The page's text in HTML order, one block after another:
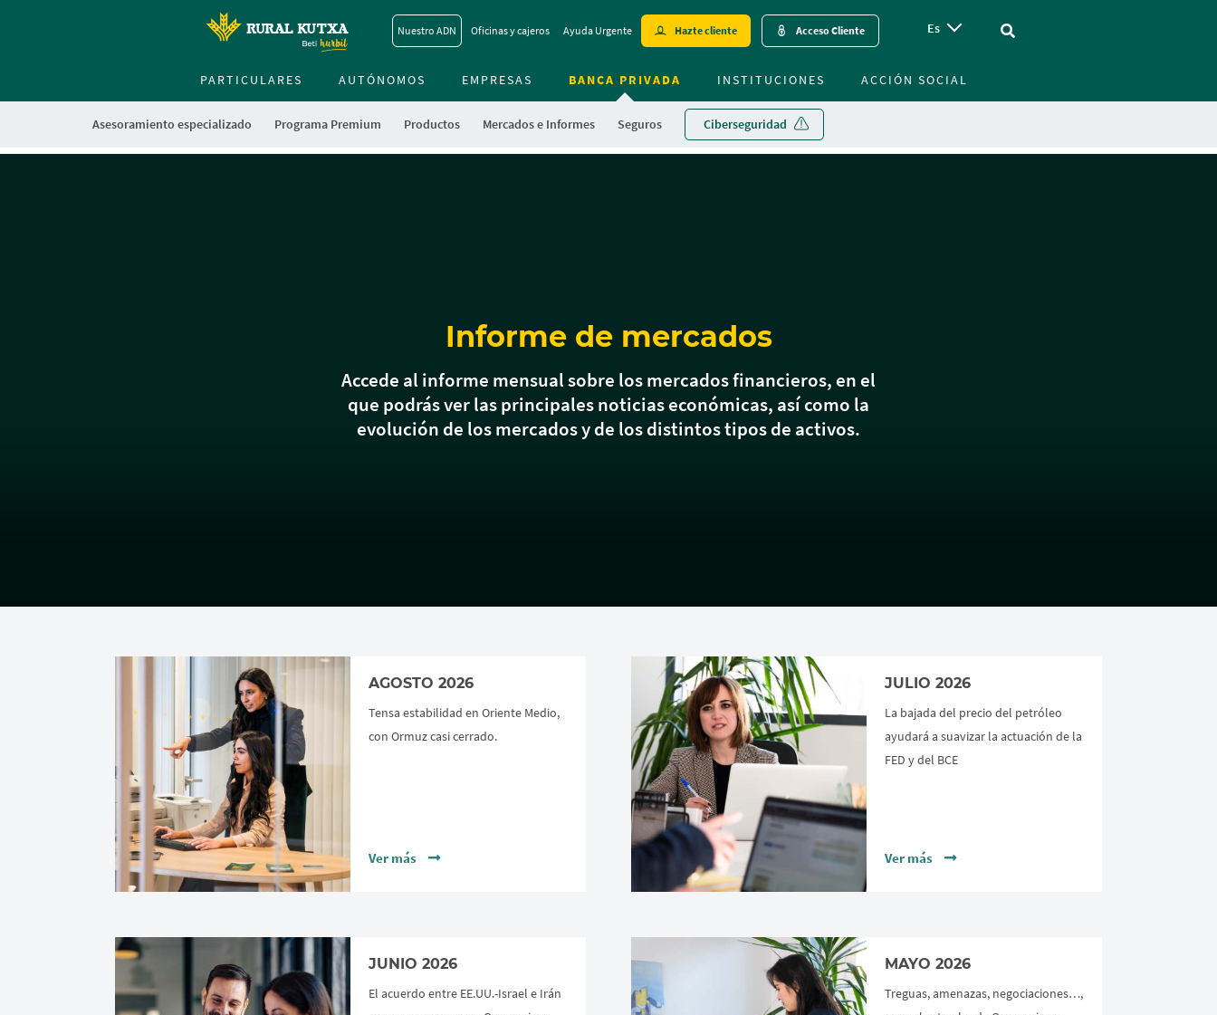
to
contentt
Nuestro ADN Oficinas y cajeros Ayuda Urgente Hazte cliente Acceso Cliente Es Vinculo - Buscar en la web
PARTICULARES AUTÓNOMOS EMPRESAS BANCA PRIVADA
Asesoramiento especializado Programa Premium Productos Mercados e Informes Seguros Ciberseguridad
INSTITUCIONES ACCIÓN SOCIAL
Informe de mercados
Accede al informe mensual sobre los mercados financieros, en el
que podrás ver las principales noticias económicas, así como la
evolución de los mercados y de los distintos tipos de activos.
AGOSTO 2026
Tensa estabilidad en Oriente Medio,
con Ormuz casi cerrado.
Ver más
JULIO 2026
La bajada del precio del petróleo
ayudará a suavizar la actuación de la
FED y del BCE
Ver más
JUNIO 2026
El acuerdo entre EE.UU.-Israel e Irán
MAYO 2026
Treguas, amenazas, negociaciones…,